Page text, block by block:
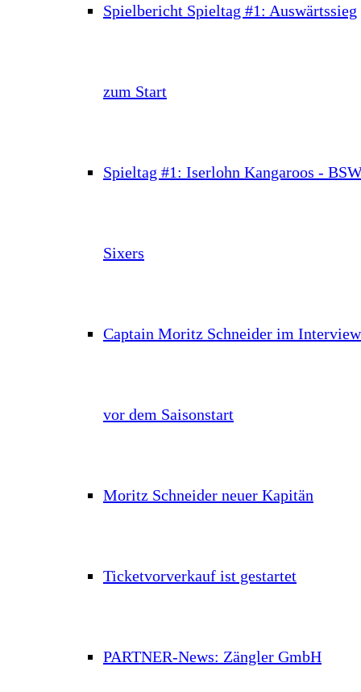
Spielbericht Spieltag #1: Auswärtssieg
zum Start
Spieltag #1: Iserlohn Kangaroos -
Sixers
Captain Moritz Schneider im Interview
vor dem Saisonstart
Moritz Schneider neuer Kapitän
Ticketvorverkauf ist gestartet
PARTNER-News: Zängler GmbH